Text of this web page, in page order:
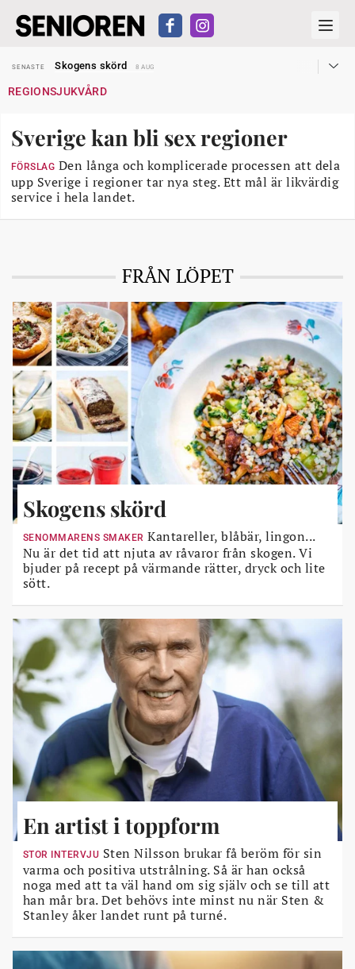
SENASTE
Skogens skörd
8 AUG
SENASTE
Reform för äldre kan bli slag i luften
SENASTE
Snart kan telefonförsäljning förbjudas i Sverige
SENASTE
Hyror rusar ifrån äldres bostadstillägg
28 JUL
SENASTE
Skogens skörd 8 AUG
REGIONSJUKVÅRD
Sverige kan bli sex regioner
FÖRSLAG Den långa och komplicerade processen att dela
upp Sverige i regioner tar nya steg. Ett mål är likvärdig
service i hela landet.
FRÅN LÖPET
Skogens skörd
SENOMMARENS SMAKER Kantareller, blåbär, lingon...
Nu är det tid att njuta av råvaror från skogen. Vi
bjuder på recept på värmande rätter, dryck och lite
sött.
En artist i toppform
STOR INTERVJU Sten Nilsson brukar få beröm för sin
varma och positiva utstrålning. Så är han också
noga med att ta väl hand om sig själv och se till att
han mår bra. Det behövs inte minst nu när Sten &
Stanley åker landet runt på turné.